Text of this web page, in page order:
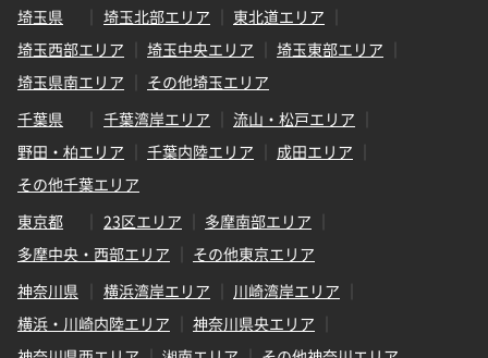
埼玉県
埼玉北部エリア
東北道エリア
埼玉西部エリア
埼玉中央エリア
埼玉東部エリア
埼玉県南エリア
その他埼玉エリア
千葉県
千葉湾岸エリア
流山・松戸エリア
野田・柏エリア
千葉内陸エリア
成田エリア
その他千葉エリア
東京都
23区エリア
多摩南部エリア
多摩中央・西部エリア
その他東京エリア
神奈川県
横浜湾岸エリア
川崎湾岸エリア
横浜・川崎内陸エリア
神奈川県央エリア